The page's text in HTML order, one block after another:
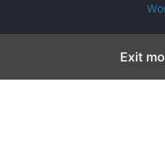
Exit